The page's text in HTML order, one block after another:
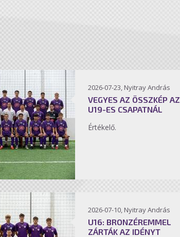
2026-07-23, Nyitray András
VEGYES AZ ÖSSZKÉP AZ
U19-ES CSAPATNÁL
Értékelő.
2026-07-10, Nyitray András
U16: BRONZÉREMMEL
ZÁRTÁK AZ IDÉNYT